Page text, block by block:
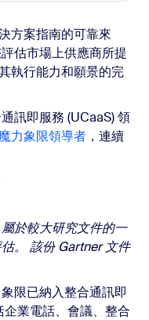
方案指南的可靠來
估市場上供應商所提
執行能力和願景的完
訊即服務 (UCaaS) 領
力象限領導者 ，連續
於較大研究文件的一
。 該份 Gartner 文件
限已納入整合通訊即
業電話、會議、整合